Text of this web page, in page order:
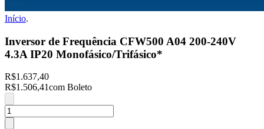
Início.
Inversor de Frequência CFW500 A04 200-240V
4.3A IP20 Monofásico/Trifásico*
R$1.637,40
R$1.506,41com Boleto